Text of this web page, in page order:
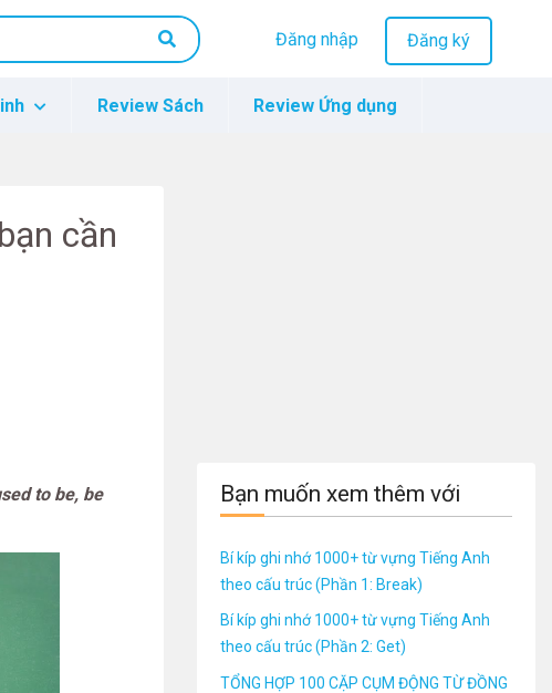
Đăng nhập Đăng ký
Review Sách Review Ứng dụng
cần
to be, be
Bạn muốn xem thêm với
Bí kíp ghi nhớ 1000+ từ vựng Tiếng Anh
theo cấu trúc (Phần 1: Break)
Bí kíp ghi nhớ 1000+ từ vựng Tiếng Anh
theo cấu trúc (Phần 2: Get)
TỔNG HỢP 100 CẶP CỤM ĐỘNG TỪ ĐỒNG